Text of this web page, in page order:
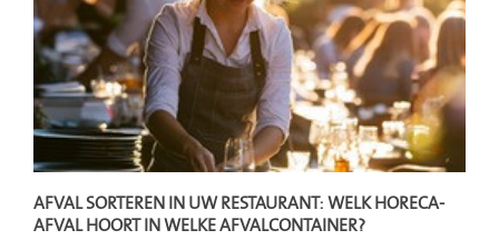
AFVAL SORTEREN IN UW RESTAURANT: WELK HORECA-
AFVAL HOORT IN WELKE AFVALCONTAINER?